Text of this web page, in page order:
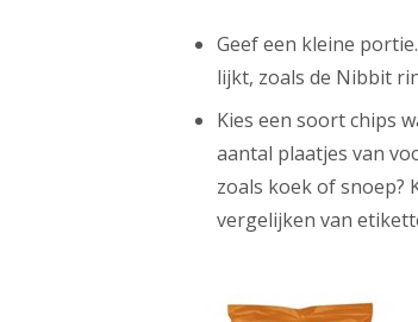
Geef een kleine
lijkt, zoals de Nibbit
Kies een soort chips
aantal plaatjes van
zoals koek of snoep?
vergelijken van